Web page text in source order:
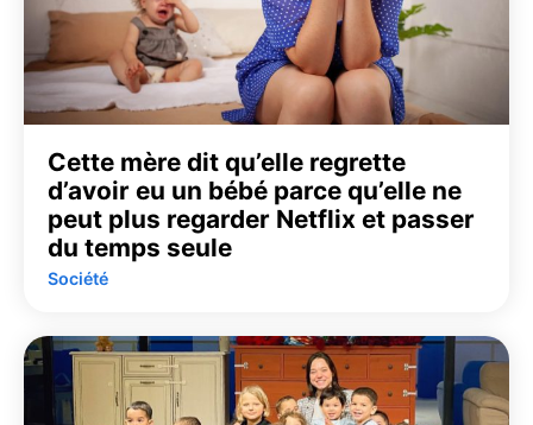
Cette mère dit qu’elle regrette
d’avoir eu un bébé parce qu’elle ne
peut plus regarder Netflix et passer
du temps seule
Société